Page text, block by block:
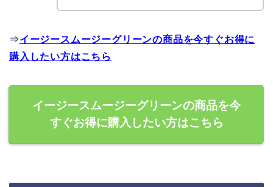
⇒イージースムージーグリーンの商品を今すぐお得に
購入したい方はこちら
イージースムージーグリーンの商品を今
すぐお得に購入したい方はこちら